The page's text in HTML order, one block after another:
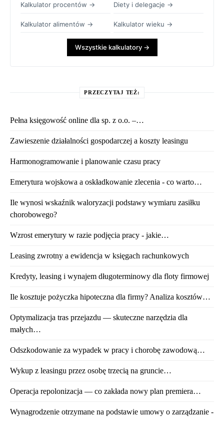
Kalkulator procentów → Diety i delegacje →
Kalkulator alimentów → Kalkulator wieku →
Wszystkie kalkulatory →
PRZECZYTAJ TEŻ:
Pełna księgowość online dla sp. z o.o. –…
Zawieszenie działalności gospodarczej a koszty leasingu
Harmonogramowanie i planowanie czasu pracy
Emerytura wojskowa a oskładkowanie zlecenia - co warto…
Ile wynosi wskaźnik waloryzacji podstawy wymiaru zasiłku
chorobowego?
Wzrost emerytury w razie podjęcia pracy - jakie…
Leasing zwrotny a ewidencja w księgach rachunkowych
Kredyty, leasing i wynajem długoterminowy dla floty firmowej
Ile kosztuje pożyczka hipoteczna dla firmy? Analiza kosztów…
Optymalizacja tras przejazdu — skuteczne narzędzia dla
małych…
Odszkodowanie za wypadek w pracy i chorobę zawodową…
Wykup z leasingu przez osobę trzecią na gruncie…
Operacja repolonizacja — co zakłada nowy plan premiera…
Wynagrodzenie otrzymane na podstawie umowy o zarządzanie -